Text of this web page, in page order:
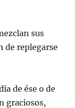
sus
de replegarse
de ése o de
graciosos,